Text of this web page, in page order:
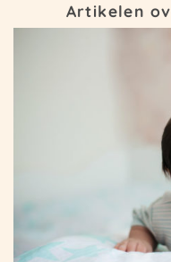
Artikelen